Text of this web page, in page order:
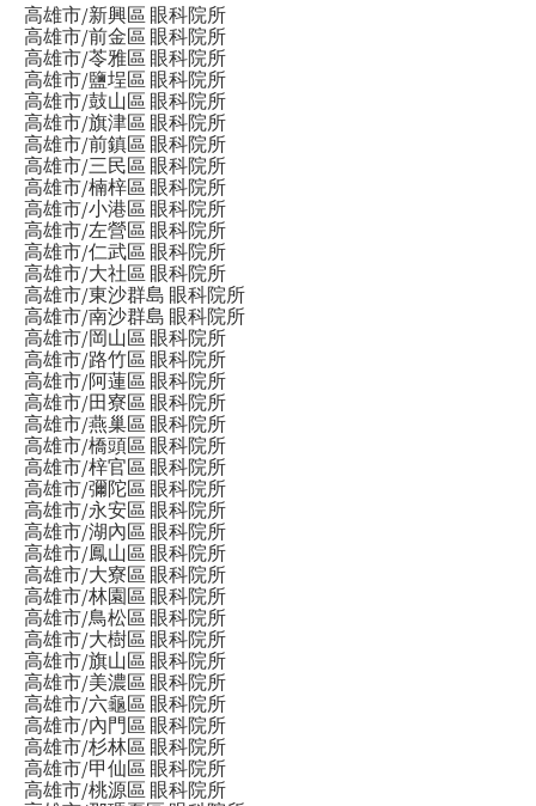
高雄市/新興區 眼科院所
高雄市/前金區 眼科院所
高雄市/苓雅區 眼科院所
高雄市/鹽埕區 眼科院所
高雄市/鼓山區 眼科院所
高雄市/旗津區 眼科院所
高雄市/前鎮區 眼科院所
高雄市/三民區 眼科院所
高雄市/楠梓區 眼科院所
高雄市/小港區 眼科院所
高雄市/左營區 眼科院所
高雄市/仁武區 眼科院所
高雄市/大社區 眼科院所
高雄市/東沙群島 眼科院所
高雄市/南沙群島 眼科院所
高雄市/岡山區 眼科院所
高雄市/路竹區 眼科院所
高雄市/阿蓮區 眼科院所
高雄市/田寮區 眼科院所
高雄市/燕巢區 眼科院所
高雄市/橋頭區 眼科院所
高雄市/梓官區 眼科院所
高雄市/彌陀區 眼科院所
高雄市/永安區 眼科院所
高雄市/湖內區 眼科院所
高雄市/鳳山區 眼科院所
高雄市/大寮區 眼科院所
高雄市/林園區 眼科院所
高雄市/鳥松區 眼科院所
高雄市/大樹區 眼科院所
高雄市/旗山區 眼科院所
高雄市/美濃區 眼科院所
高雄市/六龜區 眼科院所
高雄市/內門區 眼科院所
高雄市/杉林區 眼科院所
高雄市/甲仙區 眼科院所
高雄市/桃源區 眼科院所